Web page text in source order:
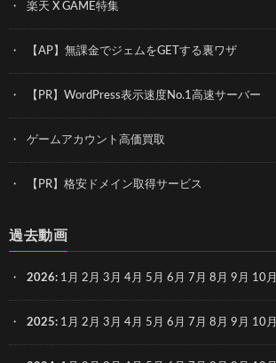
楽天 X GAME特集
【AP】無課金でジェムをGETする裏ワザ
【PR】WordPress表示速度No.1高速サーバー
ゲームアカウント高価買取
【PR】格安ドメイン取得サービス
過去動画
2026: 1月 2月 3月 4月 5月 6月 7月 8月 9月 10月
2025: 1月 2月 3月 4月 5月 6月 7月 8月 9月 10月